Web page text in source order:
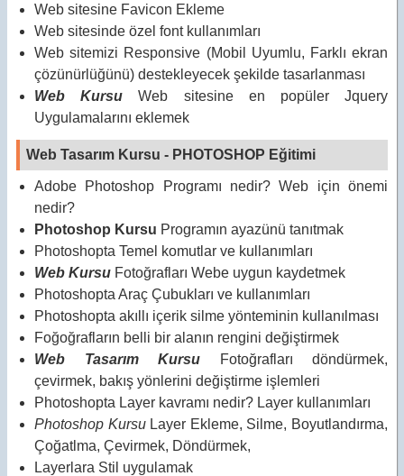
Web sitesine Favicon Ekleme
Web sitesinde özel font kullanımları
Web sitemizi Responsive (Mobil Uyumlu, Farklı ekran
çözünürlüğünü) destekleyecek şekilde tasarlanması
Web KursuWeb sitesine en popüler Jquery
Uygulamalarını eklemek
Web Tasarım Kursu - PHOTOSHOP Eğitimi
Adobe Photoshop Programı nedir? Web için önemi
nedir?
Photoshop Kursu Programın ayazünü tanıtmak
Photoshopta Temel komutlar ve kullanımları
Web Kursu Fotoğrafları Webe uygun kaydetmek
Photoshopta Araç Çubukları ve kullanımları
Photoshopta akıllı içerik silme yönteminin kullanılması
Foğoğrafların belli bir alanın rengini değiştirmek
Web Tasarım Kursu
Fotoğrafları döndürmek,
çevirmek, bakış yönlerini değiştirme işlemleri
Photoshopta Layer kavramı nedir? Layer kullanımları
Photoshop Kursu Layer Ekleme, Silme, Boyutlandırma,
Çoğatlma, Çevirmek, Döndürmek,
Layerlara Stil uygulamak